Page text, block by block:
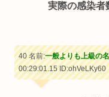
実際の感染者
40 名前:一般よりも上級の
00:29:01.15ID:ohVeLKy60